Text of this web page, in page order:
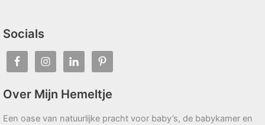
Socials
Over Mijn Hemeltje
Een oase van natuurlijke pracht voor baby’s, de babykamer en